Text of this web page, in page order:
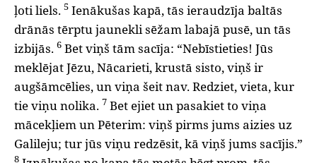
ļoti liels. 5 Ienākušas kapā, tās ieraudzīja baltās
drānās tērptu jaunekli sēžam labajā pusē, un tās
izbijās. 6 Bet viņš tām sacīja: “Nebīstieties! Jūs
meklējat Jēzu, Nācarieti, krustā sisto, viņš ir
augšāmcēlies, un viņa šeit nav. Redziet, vieta, kur
tie viņu nolika. 7 Bet ejiet un pasakiet to viņa
mācekļiem un Pēterim: viņš pirms jums aizies uz
Galileju; tur jūs viņu redzēsit, kā viņš jums sacījis.”
8